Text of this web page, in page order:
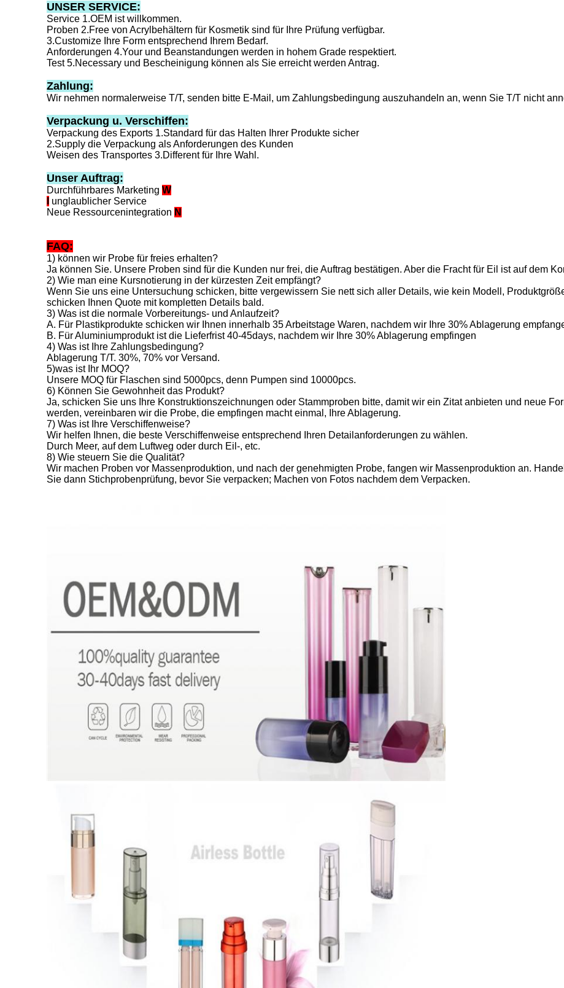
UNSER SERVICE:
Service 1.OEM ist willkommen.
Proben 2.Free von Acrylbehältern für Kosmetik sind für Ihre Prüfung verfügbar.
3.Customize Ihre Form entsprechend Ihrem Bedarf.
Anforderungen 4.Your und Beanstandungen werden in hohem Grade respektiert.
Test 5.Necessary und Bescheinigung können als Sie erreicht werden Antrag.
Zahlung:
Wir nehmen normalerweise T/T, senden bitte E-Mail, um Zahlungsbedingung auszuhandeln an, wenn Sie T/T nicht
Verpackung u. Verschiffen:
Verpackung des Exports 1.Standard für das Halten Ihrer Produkte sicher
2.Supply die Verpackung als Anforderungen des Kunden
Weisen des Transportes 3.Different für Ihre Wahl.
Unser Auftrag:
Durchführbares Marketing W
unglaublicher Service
Neue Ressourcenintegration N
FAQ:
1) können wir Probe für freies erhalten?
Ja können Sie. Unsere Proben sind für die Kunden nur frei, die Auftrag bestätigen. Aber die Fracht für Eil ist auf dem
2) Wie man eine Kursnotierung in der kürzesten Zeit empfängt?
Wenn Sie uns eine Untersuchung schicken, bitte vergewissern Sie nett sich aller Details, wie kein Modell,
schicken Ihnen Quote mit kompletten Details bald.
3) Was ist die normale Vorbereitungs- und Anlaufzeit?
A. Für Plastikprodukte schicken wir Ihnen innerhalb 35 Arbeitstage Waren, nachdem wir Ihre 30% Ablagerung
B. Für Aluminiumprodukt ist die Lieferfrist 40-45days, nachdem wir Ihre 30% Ablagerung empfingen
4) Was ist Ihre Zahlungsbedingung?
Ablagerung T/T. 30%, 70% vor Versand.
5)was ist Ihr MOQ?
Unsere MOQ für Flaschen sind 5000pcs, denn Pumpen sind 10000pcs.
6) Können Sie Gewohnheit das Produkt?
Ja, schicken Sie uns Ihre Konstruktionszeichnungen oder Stammproben bitte, damit wir ein Zitat anbieten und neue
werden, vereinbaren wir die Probe, die empfingen macht einmal, Ihre Ablagerung.
7) Was ist Ihre Verschiffenweise?
Wir helfen Ihnen, die beste Verschiffenweise entsprechend Ihren Detailanforderungen zu wählen.
Durch Meer, auf dem Luftweg oder durch Eil-, etc.
8) Wie steuern Sie die Qualität?
Wir machen Proben vor Massenproduktion, und nach der genehmigten Probe, fangen wir Massenproduktion an.
Sie dann Stichprobenprüfung, bevor Sie verpacken; Machen von Fotos nachdem dem Verpacken.